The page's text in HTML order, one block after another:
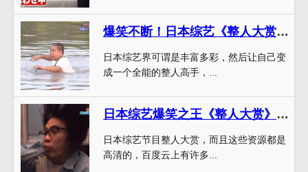
爆笑不断！日本综艺《整人大赏》电视扔人大杀器大揭秘
日本综艺界可谓是丰富多彩，然后让自己变
成一个全能的整人高手，...
日本综艺爆笑之王《整人大赏》2022版来袭，百度云资源等你下载
日本综艺节目整人大赏，而且这些资源都是
高清的，百度云上有许多...